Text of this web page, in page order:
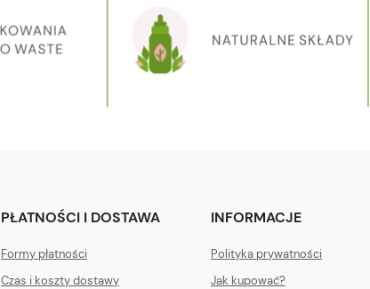
PŁATNOŚCI I DOSTAWA
Formy płatności
Czas i koszty dostawy
INFORMACJE
Polityka prywatności
Jak kupować?